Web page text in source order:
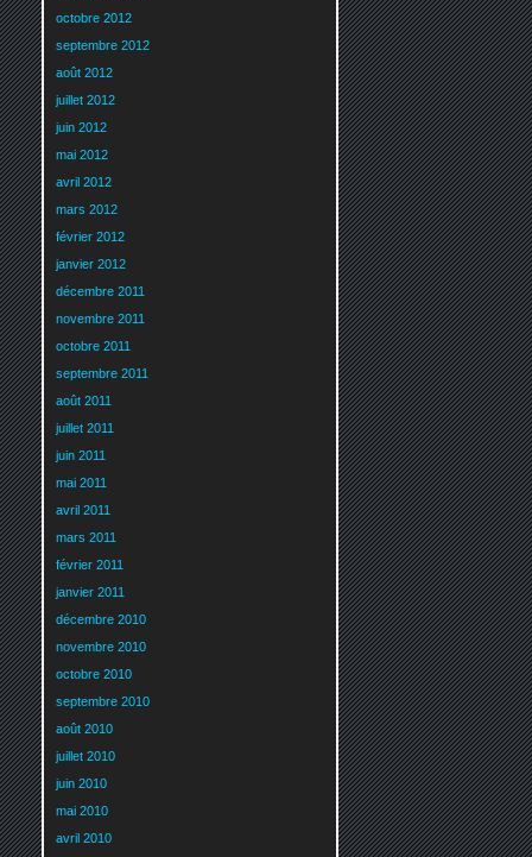
octobre 2012
septembre 2012
août 2012
juillet 2012
juin 2012
mai 2012
avril 2012
mars 2012
février 2012
janvier 2012
décembre 2011
novembre 2011
octobre 2011
septembre 2011
août 2011
juillet 2011
juin 2011
mai 2011
avril 2011
mars 2011
février 2011
janvier 2011
décembre 2010
novembre 2010
octobre 2010
septembre 2010
août 2010
juillet 2010
juin 2010
mai 2010
avril 2010